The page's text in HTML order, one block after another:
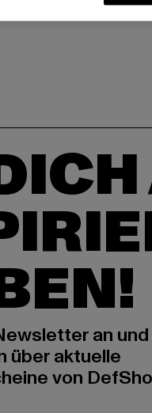
an und
über aktuelle
von